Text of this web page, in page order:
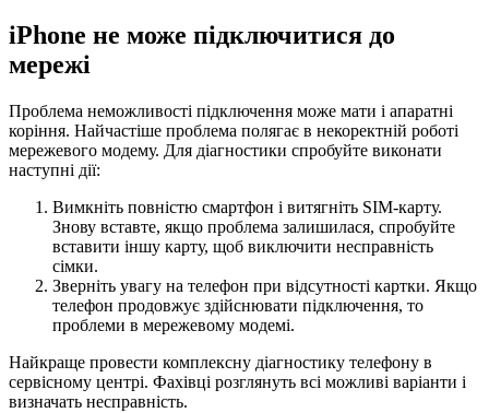
iPhone не може підключитися до
мережі
Проблема неможливості підключення може мати і апаратні
коріння. Найчастіше проблема полягає в некоректній роботі
мережевого модему. Для діагностики спробуйте виконати
наступні дії:
Вимкніть повністю смартфон і витягніть SIM-карту.
Знову вставте, якщо проблема залишилася, спробуйте
вставити іншу карту, щоб виключити несправність
сімки.
Зверніть увагу на телефон при відсутності картки. Якщо
телефон продовжує здійснювати підключення, то
проблеми в мережевому модемі.
Найкраще провести комплексну діагностику телефону в
сервісному центрі. Фахівці розглянуть всі можливі варіанти і
визначать несправність.